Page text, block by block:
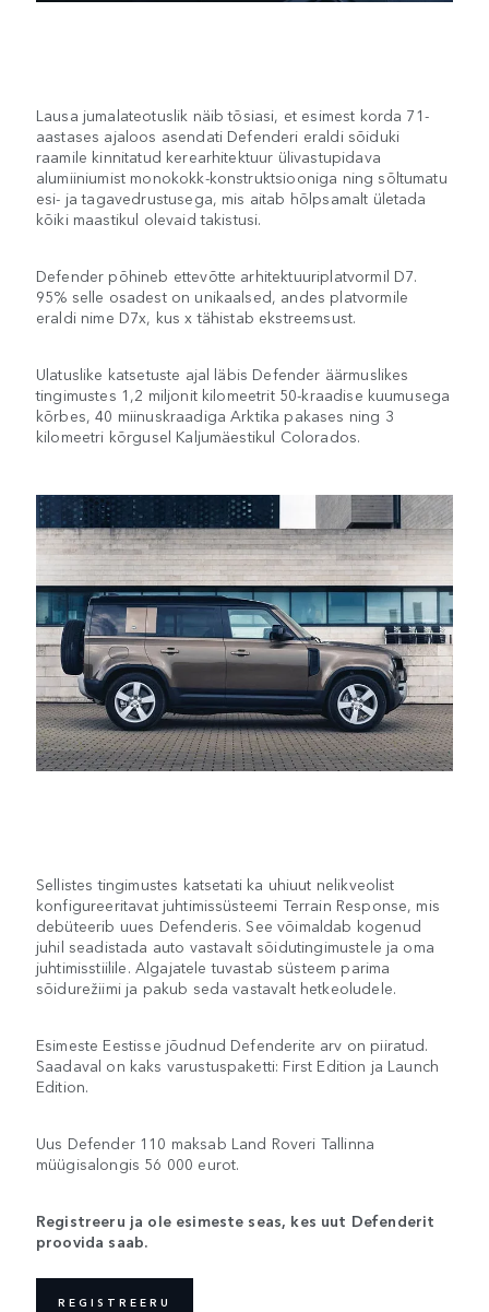
Lausa jumalateotuslik näib tõsiasi, et esimest korda 71-
aastases ajaloos asendati Defenderi eraldi sõiduki
raamile kinnitatud kerearhitektuur ülivastupidava
alumiiniumist monokokk-konstruktsiooniga ning sõltumatu
esi- ja tagavedrustusega, mis aitab hõlpsamalt ületada
kõiki maastikul olevaid takistusi.
Defender põhineb ettevõtte arhitektuuriplatvormil D7.
95% selle osadest on unikaalsed, andes platvormile
eraldi nime D7x, kus x tähistab ekstreemsust.
Ulatuslike katsetuste ajal läbis Defender äärmuslikes
tingimustes 1,2 miljonit kilomeetrit 50-kraadise kuumusega
kõrbes, 40 miinuskraadiga Arktika pakases ning 3
kilomeetri kõrgusel Kaljumäestikul Colorados.
Sellistes tingimustes katsetati ka uhiuut nelikveolist
konfigureeritavat juhtimissüsteemi Terrain Response, mis
debüteerib uues Defenderis. See võimaldab kogenud
juhil seadistada auto vastavalt sõidutingimustele ja oma
juhtimisstiilile. Algajatele tuvastab süsteem parima
sõidurežiimi ja pakub seda vastavalt hetkeoludele.
Esimeste Eestisse jõudnud Defenderite arv on piiratud.
Saadaval on kaks varustuspaketti: First Edition ja Launch
Edition.
Uus Defender 110 maksab Land Roveri Tallinna
müügisalongis 56 000 eurot.
Registreeru ja ole esimeste seas, kes uut Defenderit
proovida saab.
REGISTREERU